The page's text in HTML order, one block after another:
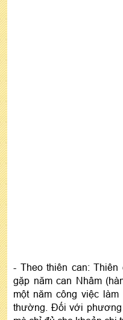
- Theo thiên can:
gặp năm can Nhâm
một năm công việc
thường. Đối với phương